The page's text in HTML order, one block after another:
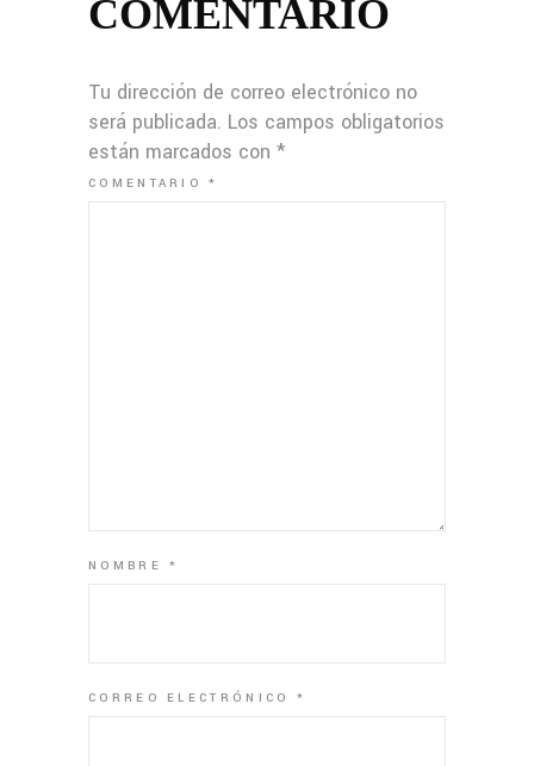
COMENTARIO
Tu dirección de correo electrónico no
será publicada. Los campos obligatorios
están marcados con *
COMENTARIO*
NOMBRE*
CORREO ELECTRÓNICO *